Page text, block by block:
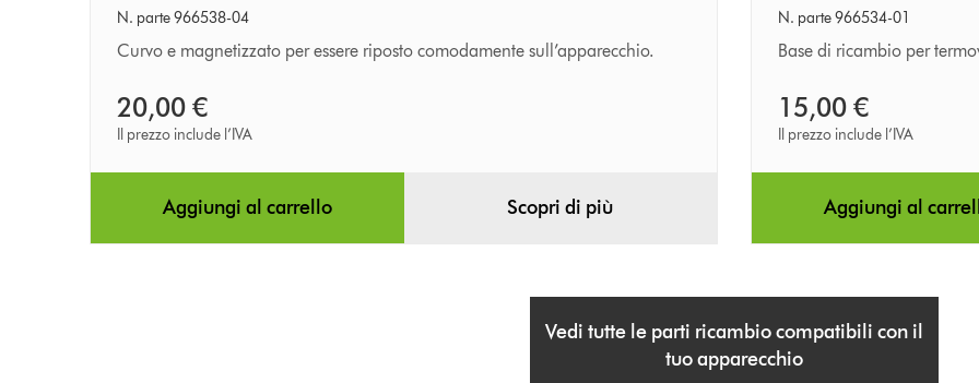
N. parte 966538-04
Curvo e magnetizzato per essere riposto comodamente sull’apparecchio.
20,00 €
Il prezzo include l’IVA
Aggiungi al carrello Scopri di più
N. parte 966534-01
Base di ricambio per
15,00 €
Il prezzo include l’IVA
Aggiungi al
Vedi tutte le parti ricambio compatibili con il
tuo apparecchio